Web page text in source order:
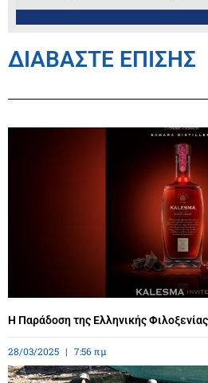
ΔΙΑΒΑΣΤΕ ΕΠΙΣΗΣ
Η Παράδοση της Ελληνικής
28/03/2025 7:56 πμ